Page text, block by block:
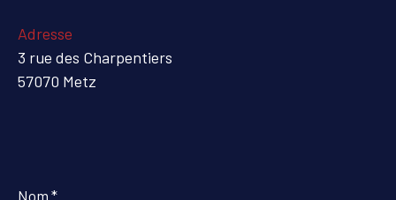
Adresse
3 rue des Charpentiers
57070 Metz
*